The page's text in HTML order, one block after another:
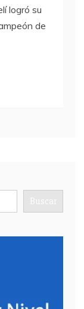
logró su
de
Buscar